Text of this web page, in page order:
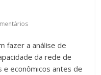
fazer a análise de
da rede de
e econômicos antes de